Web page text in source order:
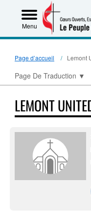
Menu
Page d’accueil Lemont
Page De Traduction ▼
LEMONT